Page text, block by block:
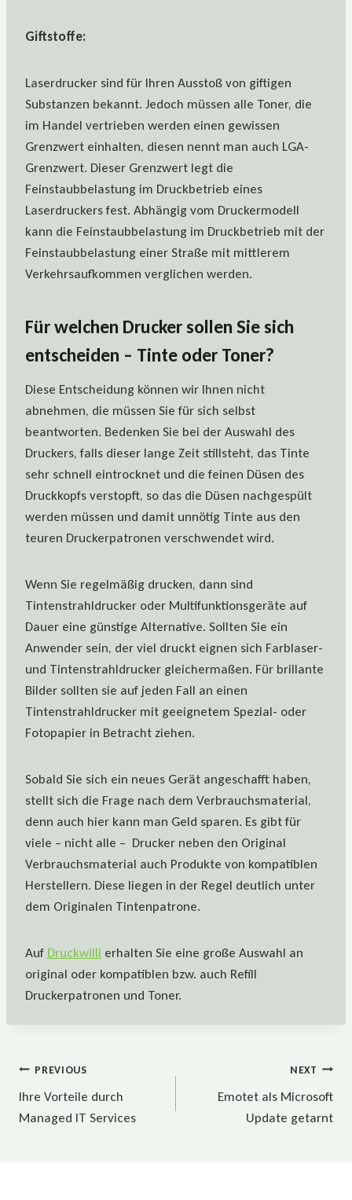
Giftstoffe:
Laserdrucker sind für Ihren Ausstoß von giftigen
Substanzen bekannt. Jedoch müssen alle Toner, die
im Handel vertrieben werden einen gewissen
Grenzwert einhalten, diesen nennt man auch LGA-
Grenzwert. Dieser Grenzwert legt die
Feinstaubbelastung im Druckbetrieb eines
Laserdruckers fest. Abhängig vom Druckermodell
kann die Feinstaubbelastung im Druckbetrieb mit der
Feinstaubbelastung einer Straße mit mittlerem
Verkehrsaufkommen verglichen werden.
Für welchen Drucker sollen Sie sich
entscheiden – Tinte oder Toner?
Diese Entscheidung können wir Ihnen nicht
abnehmen, die müssen Sie für sich selbst
beantworten. Bedenken Sie bei der Auswahl des
Druckers, falls dieser lange Zeit stillsteht, das Tinte
sehr schnell eintrocknet und die feinen Düsen des
Druckkopfs verstopft, so das die Düsen nachgespült
werden müssen und damit unnötig Tinte aus den
teuren Druckerpatronen verschwendet wird.
Wenn Sie regelmäßig drucken, dann sind
Tintenstrahldrucker oder Multifunktionsgeräte auf
Dauer eine günstige Alternative. Sollten Sie ein
Anwender sein, der viel druckt eignen sich Farblaser-
und Tintenstrahldrucker gleichermaßen. Für brillante
Bilder sollten sie auf jeden Fall an einen
Tintenstrahldrucker mit geeignetem Spezial- oder
Fotopapier in Betracht ziehen.
Sobald Sie sich ein neues Gerät angeschafft haben,
stellt sich die Frage nach dem Verbrauchsmaterial,
denn auch hier kann man Geld sparen. Es gibt für
viele – nicht alle – Drucker neben den Original
Verbrauchsmaterial auch Produkte von kompatiblen
Herstellern. Diese liegen in der Regel deutlich unter
dem Originalen Tintenpatrone.
Auf Druckwilli erhalten Sie eine große Auswahl an
original oder kompatiblen bzw. auch Refill
Druckerpatronen und Toner.
Beitragsnavigation
PREVIOUS
Ihre Vorteile durch
Managed IT Services
NEXT
Emotet als Microsoft
Update getarnt